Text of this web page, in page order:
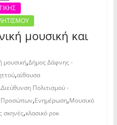
μουσική και
μουσική,Δήμος Δάφνης -
,αίθουσα
Διεύθυνση Πολιτισμού -
Προσώπων,Ενημέρωση,Μουσικό
σκηνές,κλασικό ροκ